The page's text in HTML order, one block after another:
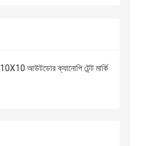
আউটডোর ক্যানোপি টেন্ট মার্কি